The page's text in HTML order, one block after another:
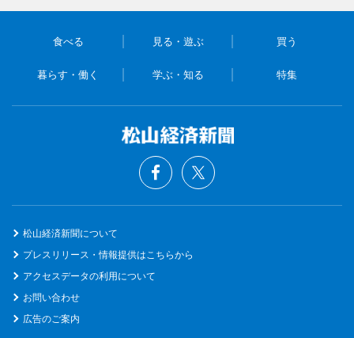
食べる 見る・遊ぶ 買う
暮らす・働く 学ぶ・知る 特集
松山経済新聞について
プレスリリース・情報提供はこちらから
アクセスデータの利用について
お問い合わせ
広告のご案内